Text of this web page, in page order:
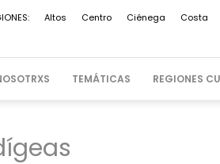
Altos Centro Ciénega Costa
TEMÁTICAS REGIONES